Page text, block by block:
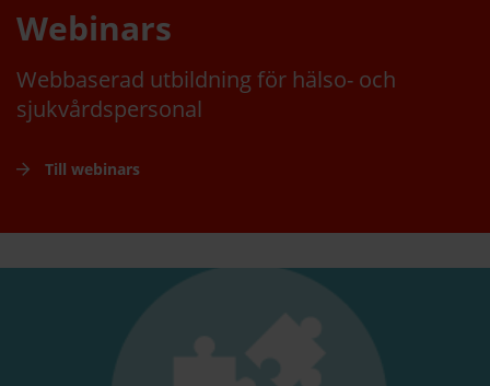
Webinars
Webbaserad utbildning för hälso- och
sjukvårdspersonal
Till webinars